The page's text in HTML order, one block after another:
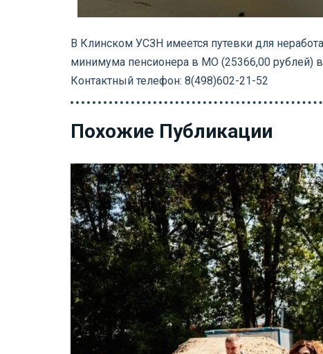
В Клинском УСЗН имеется путевки для
минимума пенсионера в МО (25366,00 рублей) в
Контактный телефон: 8(498)602-21-52
Похожие Публикации